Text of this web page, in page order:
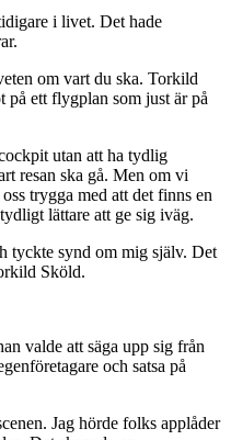
i livet. Det hade
om vart du ska. Torkild
på ett flygplan som just är på
utan att ha tydlig
resan ska gå. Men om vi
trygga med att det finns en
lättare att ge sig iväg.
tyckte synd om mig själv. Det
Sköld.
valde att säga upp sig från
och satsa på
Jag hörde folks applåder